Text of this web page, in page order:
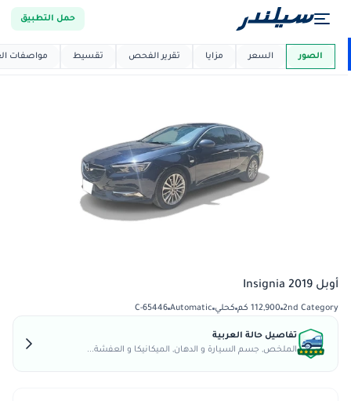
حمل التطبيق
العربية دي ماركت
أوبل Insignia 2019
2nd Category 112,900 كم كحلي Automatic
C-65446
تفاصيل حالة العربية
الملخص, جسم السيارة و الدهان, الميكانيكا و العفشة...
الصور السعر مزايا تقرير الفحص تقسيط مواصفات